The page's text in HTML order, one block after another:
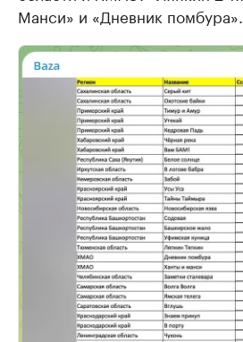
Манси» и «Дневник помбура».